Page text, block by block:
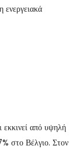
από υψηλή
στο Βέλγιο. Στον